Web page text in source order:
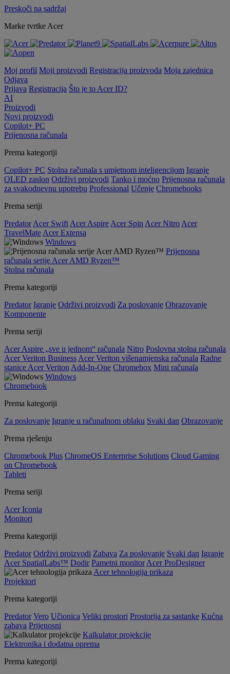
Preskoči na sadržaj
Marke tvrtke Acer
Moj profil Moji proizvodi Registracija proizvoda Moja zajednica
Odjava
Prijava Registracija Što je to Acer ID?
AI
Proizvodi
Novi proizvodi
Copilot+ PC
Prijenosna računala
Prema kategoriji
Copilot+ PC Stolna računala s umjetnom inteligencijom Igranje
OLED zaslon Održivi proizvodi Tanko i moćno Prijenosna računala
za svakodnevnu upotrebu Professional Učenje Chromebooks
Prema seriji
Predator Acer Swift Acer Aspire Acer Spin Acer Nitro Acer
TravelMate Acer Extensa
Windows
Prijenosna
računala serije Acer AMD Ryzen™
Stolna računala
Prema kategoriji
Predator Igranje Održivi proizvodi Za poslovanje Obrazovanje
Komponente
Prema seriji
Acer Aspire „sve u jednom“ računala Nitro Poslovna stolna računala
Acer Veriton Business Acer Veriton višenamjenska računala Radne
stanice Acer Veriton Add-In-One Chromebox Mini računala
Windows
Chromebook
Prema kategoriji
Za poslovanje Igranje u računalnom oblaku Svaki dan Obrazovanje
Prema rješenju
Chromebook Plus ChromeOS Enterprise Solutions Cloud Gaming
on Chromebook
Tableti
Prema seriji
Acer Iconia
Monitori
Prema kategoriji
Predator Održivi proizvodi Zabava Za poslovanje Svaki dan Igranje
Acer SpatialLabs™ Dodir Pametni monitor Acer ProDesigner
Acer tehnologija prikaza
Projektori
Prema kategoriji
Predator Vero Učionica Veliki prostori Prostorija za sastanke Kućna
zabava Prijenosni
Kalkulator projekcije
Elektronika i dodatna oprema
Prema kategoriji